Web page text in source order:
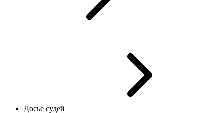
Досье судей